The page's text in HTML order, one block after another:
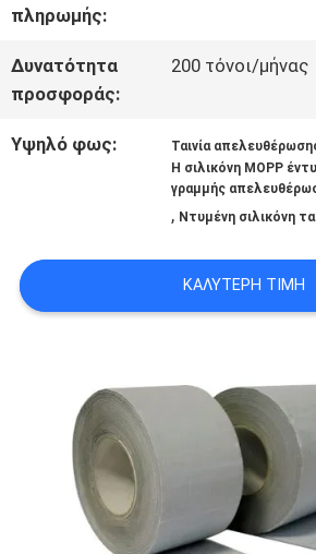
ΠΟΙΌΤΗΤΑΣ
ΕΠΙΚΟΙΝΩΝΉΣΤΕ
ΜΑΖΊ
ΕΙΔΉΣΕΙΣ
ΜΠΛΟΓΚ
SITEMAP
πληρωμής:
Δυνατότητα
προσφοράς:
200 τόνοι/μήνας
Υψηλό φως: Ταινία
Η σιλικόνη MOPP
γραμμής
, Ντυμένη σιλικόνη
ΚΑΛΎΤΕΡΗ ΤΙΜΉ